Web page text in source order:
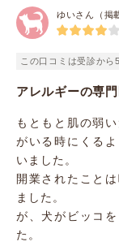
ゆいさん（掲
この口コミは受診から
アレルギーの専
もともと肌の弱
がいる時にくる
いました。
開業されたこと
ました。
が、犬がビッコ
た。